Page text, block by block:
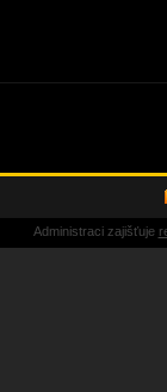
Administraci zajišťuje